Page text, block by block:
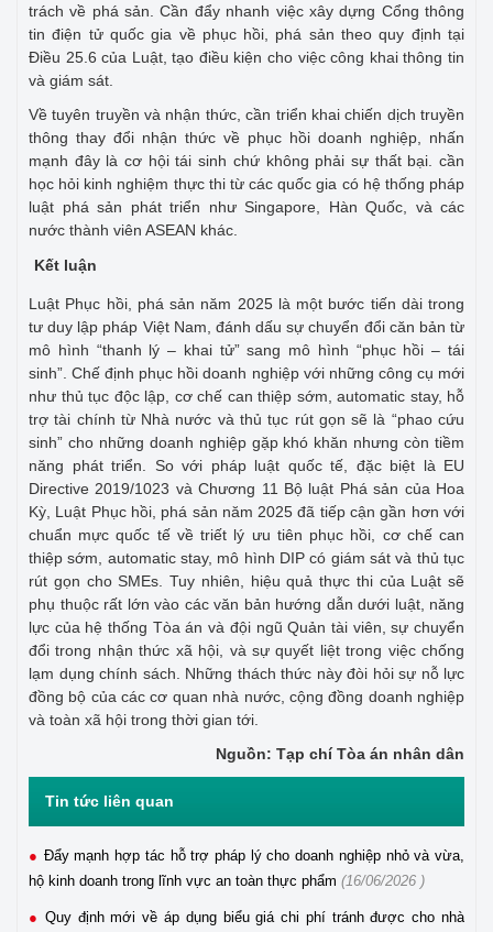
trách về phá sản. Cần đẩy nhanh việc xây dựng Cổng thông
tin điện tử quốc gia về phục hồi, phá sản theo quy định tại
Điều 25.6 của Luật, tạo điều kiện cho việc công khai thông tin
và giám sát.
Về tuyên truyền và nhận thức, cần triển khai chiến dịch truyền
thông thay đổi nhận thức về phục hồi doanh nghiệp, nhấn
mạnh đây là cơ hội tái sinh chứ không phải sự thất bại. cần
học hỏi kinh nghiệm thực thi từ các quốc gia có hệ thống pháp
luật phá sản phát triển như Singapore, Hàn Quốc, và các
nước thành viên ASEAN khác.
Kết luận
Luật Phục hồi, phá sản năm 2025 là một bước tiến dài trong
tư duy lập pháp Việt Nam, đánh dấu sự chuyển đổi căn bản từ
mô hình “thanh lý – khai tử” sang mô hình “phục hồi – tái
sinh”. Chế định phục hồi doanh nghiệp với những công cụ mới
như thủ tục độc lập, cơ chế can thiệp sớm, automatic stay, hỗ
trợ tài chính từ Nhà nước và thủ tục rút gọn sẽ là “phao cứu
sinh” cho những doanh nghiệp gặp khó khăn nhưng còn tiềm
năng phát triển. So với pháp luật quốc tế, đặc biệt là EU
Directive 2019/1023 và Chương 11 Bộ luật Phá sản của Hoa
Kỳ, Luật Phục hồi, phá sản năm 2025 đã tiếp cận gần hơn với
chuẩn mực quốc tế về triết lý ưu tiên phục hồi, cơ chế can
thiệp sớm, automatic stay, mô hình DIP có giám sát và thủ tục
rút gọn cho SMEs. Tuy nhiên, hiệu quả thực thi của Luật sẽ
phụ thuộc rất lớn vào các văn bản hướng dẫn dưới luật, năng
lực của hệ thống Tòa án và đội ngũ Quản tài viên, sự chuyển
đổi trong nhận thức xã hội, và sự quyết liệt trong việc chống
lạm dụng chính sách. Những thách thức này đòi hỏi sự nỗ lực
đồng bộ của các cơ quan nhà nước, cộng đồng doanh nghiệp
và toàn xã hội trong thời gian tới.
Nguồn: Tạp chí Tòa án nhân dân
Tin tức liên quan
Đẩy mạnh hợp tác hỗ trợ pháp lý cho doanh nghiệp nhỏ và vừa,
hộ kinh doanh trong lĩnh vực an toàn thực phẩm (16/06/2026 )
Quy định mới về áp dụng biểu giá chi phí tránh được cho nhà